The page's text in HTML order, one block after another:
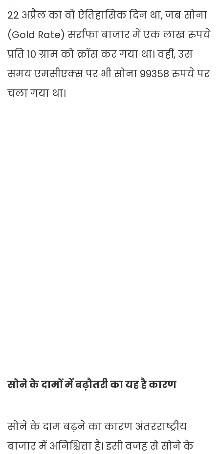
22 अप्रैल का वो ऐतिहासिक दिन था, जब सोना
(Gold Rate) सर्राफा बाजार में एक लाख रुपये
प्रति 10 ग्राम को क्रॉस कर गया था। वहीं, उस
समय एमसीएक्स पर भी सोना 99358 रुपये पर
चला गया था।
सोने के दामों में बढ़ौतरी का यह है कारण
सोने के दाम बढ़ने का कारण अंतरराष्ट्रीय
बाजार में अनिश्चित्ता है। इसी वजह से सोने के